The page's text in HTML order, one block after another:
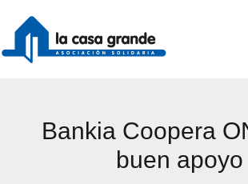
contenido
Bankia Coopera
buen apoyo